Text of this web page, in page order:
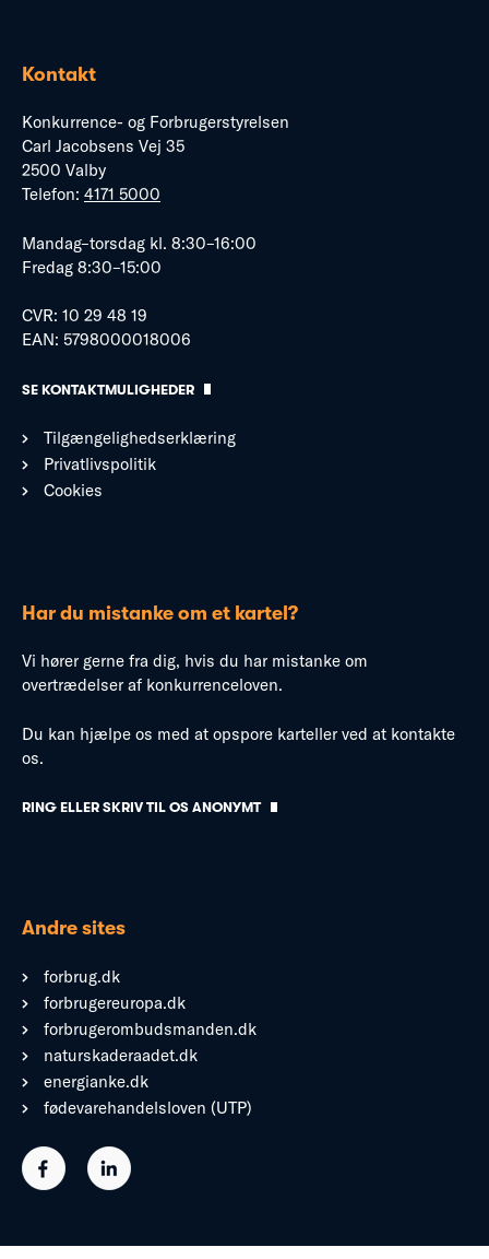
Kontakt
Konkurrence- og Forbrugerstyrelsen
Carl Jacobsens Vej 35
2500 Valby
Telefon: 4171 5000
Mandag–torsdag kl. 8:30–16:00
Fredag 8:30–15:00
CVR: 10 29 48 19
EAN: 5798000018006
SE KONTAKTMULIGHEDER
Tilgængelighedserklæring
Privatlivspolitik
Cookies
Har du mistanke om et kartel?
Vi hører gerne fra dig, hvis du har mistanke om
overtrædelser af konkurrenceloven.
Du kan hjælpe os med at opspore karteller ved at kontakte
os.
RING ELLER SKRIV TIL OS ANONYMT
Andre sites
forbrug.dk
forbrugereuropa.dk
forbrugerombudsmanden.dk
naturskaderaadet.dk
energianke.dk
fødevarehandelsloven (UTP)